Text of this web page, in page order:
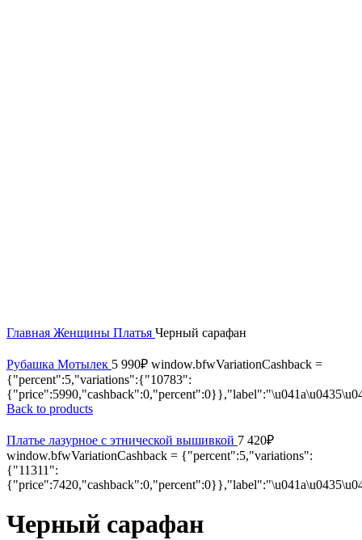
Главная Женщины Платья Черный сарафан
Рубашка Мотылек 5 990₽ window.bfwVariationCashback =
{"percent":5,"variations":{"10783":
Back to products
Платье лазурное с этнической вышивкой 7 420₽
window.bfwVariationCashback = {"percent":5,"variations":
{"11311":
Черный сарафан